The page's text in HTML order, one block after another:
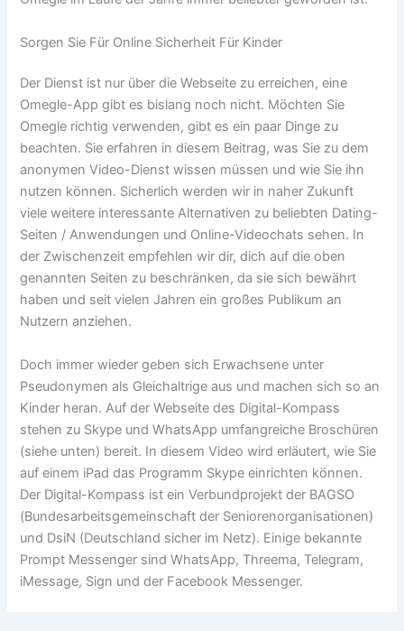
Sorgen Sie Für Online Sicherheit Für Kinder
Der Dienst ist nur über die Webseite zu erreichen, eine
Omegle-App gibt es bislang noch nicht. Möchten Sie
Omegle richtig verwenden, gibt es ein paar Dinge zu
beachten. Sie erfahren in diesem Beitrag, was Sie zu dem
anonymen Video-Dienst wissen müssen und wie Sie ihn
nutzen können. Sicherlich werden wir in naher Zukunft
viele weitere interessante Alternativen zu beliebten Dating-
Seiten / Anwendungen und Online-Videochats sehen. In
der Zwischenzeit empfehlen wir dir, dich auf die oben
genannten Seiten zu beschränken, da sie sich bewährt
haben und seit vielen Jahren ein großes Publikum an
Nutzern anziehen.
Doch immer wieder geben sich Erwachsene unter
Pseudonymen als Gleichaltrige aus und machen sich so an
Kinder heran. Auf der Webseite des Digital-Kompass
stehen zu Skype und WhatsApp umfangreiche Broschüren
(siehe unten) bereit. In diesem Video wird erläutert, wie Sie
auf einem iPad das Programm Skype einrichten können.
Der Digital-Kompass ist ein Verbundprojekt der BAGSO
(Bundesarbeitsgemeinschaft der Seniorenorganisationen)
und DsiN (Deutschland sicher im Netz). Einige bekannte
Prompt Messenger sind WhatsApp, Threema, Telegram,
iMessage, Sign und der Facebook Messenger.